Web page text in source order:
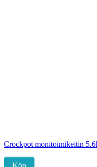
Crockpot monitoimikeitin